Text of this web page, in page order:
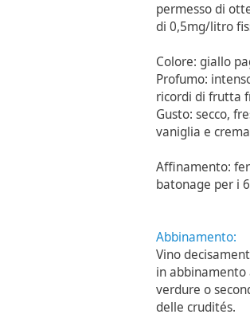
permesso di
di 0,5mg/litro
Colore: giallo
Profumo:
ricordi di frutta
Gusto: secco,
vaniglia e
Affinamento:
batonage per i
Abbinamento:
Vino
in
verdure o
delle crudités.